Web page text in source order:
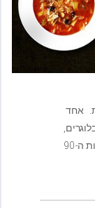
אחד
שפים שבאו להפיץ את הבשורה, ובעצם טרפו את כל הגסטרונומיה שהייתה קיימת עד כה. בישראל, שעד שנות ה-90